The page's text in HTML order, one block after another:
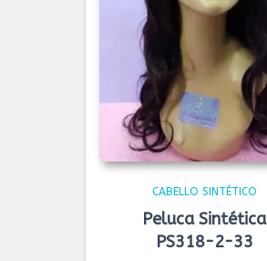
CABELLO SINTÉTICO
Peluca Sintética
PS318-2-33